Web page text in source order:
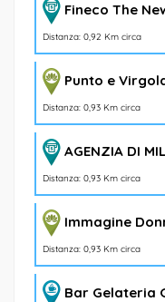
Fineco The
Distanza: 0,92 Km circa
Punto e
Distanza: 0,93 Km circa
AGENZIA DI
Distanza: 0,93 Km circa
Immagine
Distanza: 0,93 Km circa
Bar Gelateria